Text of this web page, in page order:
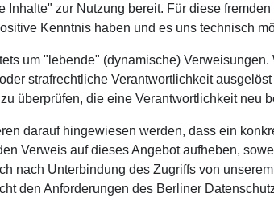
Inhalte" zur Nutzung bereit. Für diese
Kenntnis haben und es uns technisch
um "lebende" (dynamische)
strafrechtliche Verantwortlichkeit
überprüfen, die eine Verantwortlichkeit neu
darauf hingewiesen werden, dass ein
Verweis auf dieses Angebot aufheben,
nach Unterbindung des Zugriffs von
den Anforderungen des Berliner